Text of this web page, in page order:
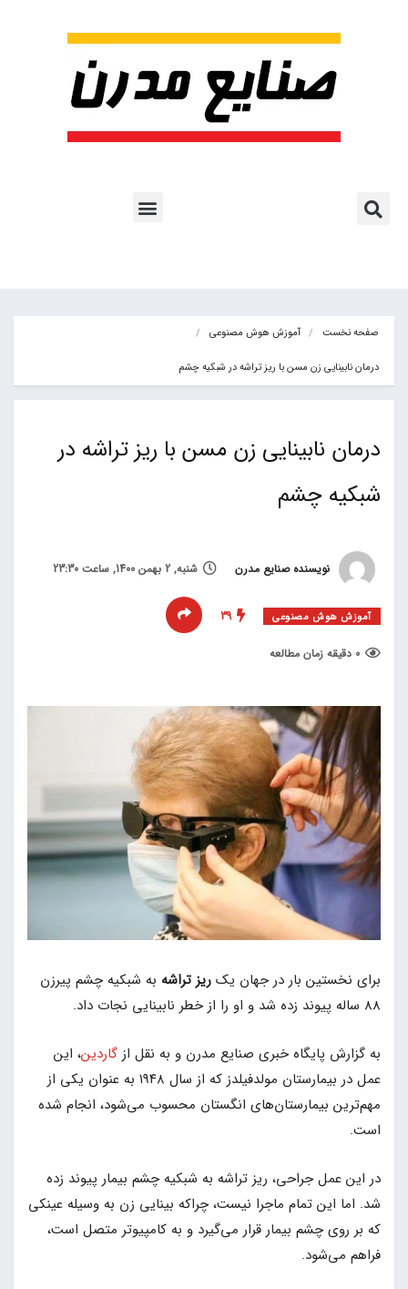
صفحه نخست آموزش هوش مصنوعی
درمان نابینایی زن مسن با ریز تراشه در شبکیه چشم
درمان نابینایی زن مسن با ریز تراشه در
شبکیه چشم
نویسنده صنایع مدرن شنبه, 2 بهمن 1400, ساعت 23:30
آموزش هوش مصنوعی 39
0 دقیقه زمان مطالعه
برای نخستین بار در جهان یک ریز تراشه به شبکیه چشم پیرزن
88 ساله پیوند زده شد و او را از خطر نابینایی نجات داد.
به گزارش پایگاه خبری صنایع مدرن و به نقل از گاردین، این
عمل در بیمارستان مولدفیلدز که از سال ۱۹۴۸ به عنوان یکی از
مهم‌ترین بیمارستان‌های انگستان محسوب می‌شود، انجام شده
است.
در این عمل جراحی، ریز تراشه‌ به شبکیه چشم بیمار پیوند زده
شد. اما این تمام ماجرا نیست، چراکه بینایی زن به وسیله عینکی
که بر روی چشم بیمار قرار می‌گیرد و به کامپیوتر متصل است،
فراهم می‌شود.